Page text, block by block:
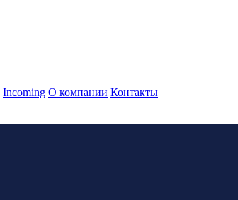
Incoming О компании Контакты